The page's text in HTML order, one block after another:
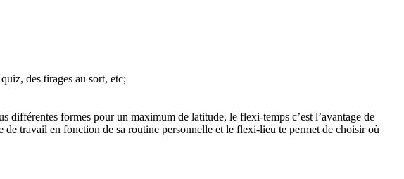
des tirages au sort, etc;
formes pour un maximum de latitude, le flexi-temps c’est l’avantage de
travail en fonction de sa routine personnelle et le flexi-lieu te permet de choisir où